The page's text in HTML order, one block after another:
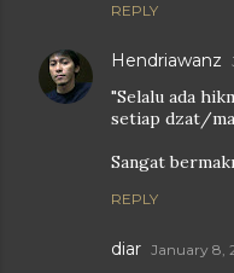
REPLY
Hendriawanz
"Selalu ada
setiap dzat/
Sangat
REPLY
diar January 8,